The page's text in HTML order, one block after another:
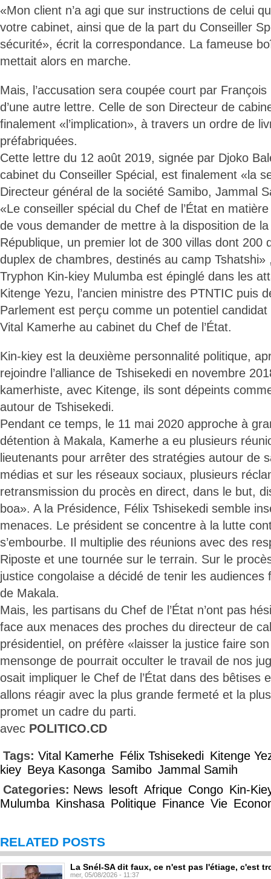
«Mon client n’a agi que sur instructions de celui
votre cabinet, ainsi que de la part du Conseiller
sécurité», écrit la correspondance. La fameuse
mettait alors en marche.
Mais, l’accusation sera coupée court par
d’une autre lettre. Celle de son Directeur de
finalement «l’implication», à travers un ordre de
préfabriquées.
Cette lettre du 12 août 2019, signée par Djoko
cabinet du Conseiller Spécial, est finalement «la
Directeur général de la société Samibo, Jammal
«Le conseiller spécial du Chef de l’État en
de vous demander de mettre à la disposition de
République, un premier lot de 300 villas dont 200
duplex de chambres, destinés au camp
Tryphon Kin-kiey Mulumba est épinglé dans les
Kitenge Yezu, l’ancien ministre des PTNTIC puis
Parlement est perçu comme un potentiel
Vital Kamerhe au cabinet du Chef de l’État.
Kin-kiey est la deuxième personnalité politique,
rejoindre l’alliance de Tshisekedi en novembre
kamerhiste, avec Kitenge, ils sont dépeints
autour de Tshisekedi.
Pendant ce temps, le 11 mai 2020 approche à
détention à Makala, Kamerhe a eu plusieurs
lieutenants pour arrêter des stratégies autour de
médias et sur les réseaux sociaux, plusieurs
retransmission du procès en direct, dans le but,
boa». A la Présidence, Félix Tshisekedi semble
menaces. Le président se concentre à la lutte
s’embourbe. Il multiplie des réunions avec des
Riposte et une tournée sur le terrain. Sur le
justice congolaise a décidé de tenir les audiences
de Makala.
Mais, les partisans du Chef de l’État n’ont pas
face aux menaces des proches du directeur de
présidentiel, on préfère «laisser la justice faire
mensonge de pourrait occulter le travail de nos
osait impliquer le Chef de l’État dans des bêtises
allons réagir avec la plus grande fermeté et la
promet un cadre du parti.
avec POLITICO.CD
Tags: Vital Kamerhe Félix Tshisekedi Kitenge
kiey Beya Kasonga Samibo Jammal Samih
Categories: News lesoft Afrique Congo Kin-
Mulumba Kinshasa Politique Finance Vie
RELATED POSTS
La Snél-SA dit faux, ce n'est pas l'étiage, c'est
mer, 05/08/2026 - 11:37